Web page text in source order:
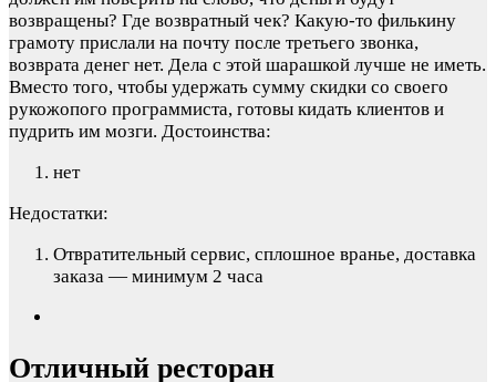
возвращены? Где возвратный чек? Какую-то филькину
грамоту прислали на почту после третьего звонка,
возврата денег нет. Дела с этой шарашкой лучше не иметь.
Вместо того, чтобы удержать сумму скидки со своего
рукожопого программиста, готовы кидать клиентов и
пудрить им мозги. Достоинства:
нет
Недостатки:
Отвратительный сервис, сплошное вранье, доставка
заказа — минимум 2 часа
Отличный ресторан